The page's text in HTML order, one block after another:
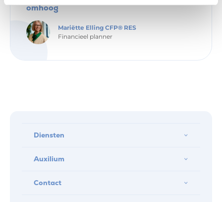
omhoog
Mariëtte Elling CFP® RES
Financieel planner
Diensten
Auxilium
Contact